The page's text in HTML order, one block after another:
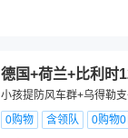
德国+荷兰+比利时
小孩提防风车群+乌得勒
0购物
含领队
0购物